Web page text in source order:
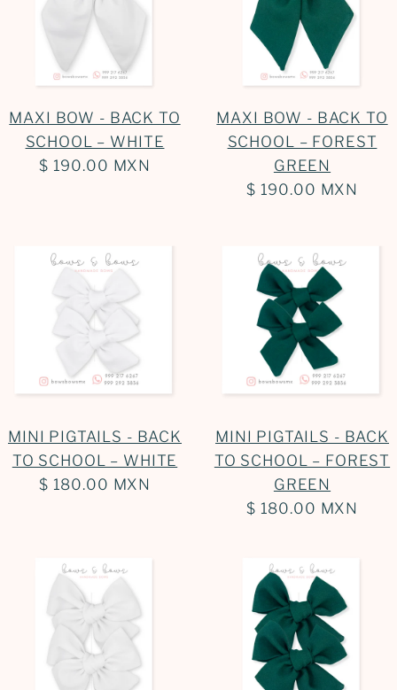
Iniciar sesión
MAXI BOW - BACK TO
SCHOOL – WHITE
$ 190.00 MXN
MAXI BOW - BACK TO
SCHOOL – FOREST
GREEN
$ 190.00 MXN
MINI PIGTAILS - BACK
TO SCHOOL – WHITE
$ 180.00 MXN
MINI PIGTAILS - BACK
TO SCHOOL – FOREST
GREEN
$ 180.00 MXN